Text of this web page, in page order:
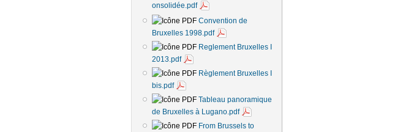
onsolidée.pdf
Convention de
Bruxelles 1998.pdf
Reglement Bruxelles I
2013.pdf
Règlement Bruxelles I
bis.pdf
Tableau panoramique
de Bruxelles à Lugano.pdf
From Brussels to